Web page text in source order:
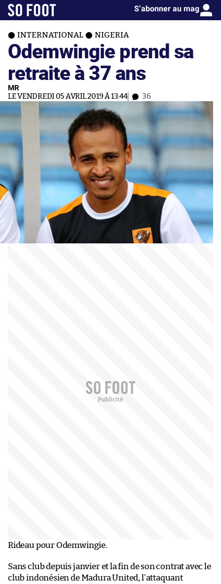
S’abonner au mag
INTERNATIONAL NIGERIA
Odemwingie prend sa
retraite à 37 ans
MR
LE VENDREDI 05 AVRIL 2019 À 13:44 36
Rideau pour Odemwingie.
Sans club depuis janvier et la fin de son contrat avec le
club indonésien de Madura United, l’attaquant